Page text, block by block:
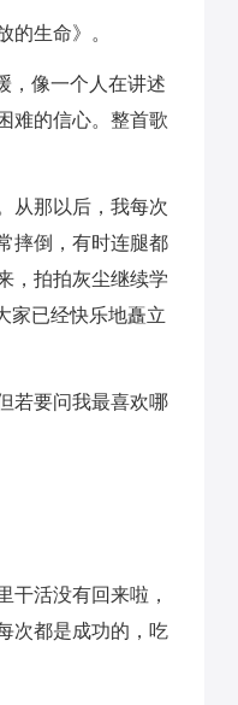
生命》。
，像一个人在讲述
难的信心。整首歌
从那以后，我每次
摔倒，有时连腿都
，拍拍灰尘继续学
家已经快乐地矗立
若要问我最喜欢哪
干活没有回来啦，
次都是成功的，吃